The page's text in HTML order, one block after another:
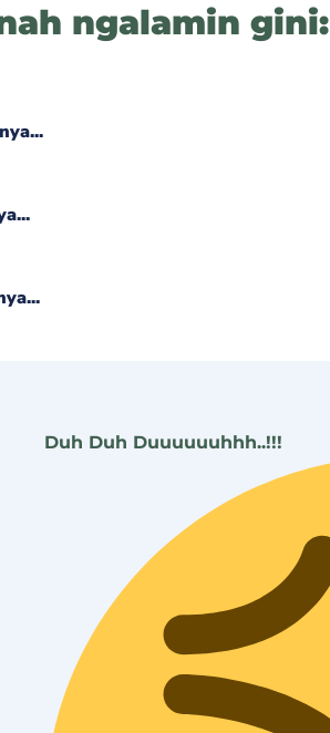
ngalamin gini:
Duh Duh Duuuuuuhhh..!!!